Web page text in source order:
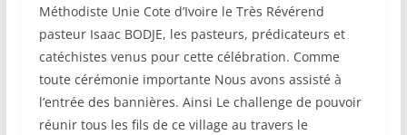
Méthodiste Unie Cote d’Ivoire le Très Révérend
pasteur Isaac BODJE, les pasteurs, prédicateurs et
catéchistes venus pour cette célébration. Comme
toute cérémonie importante Nous avons assisté à
l’entrée des bannières. Ainsi Le challenge de pouvoir
réunir tous les fils de ce village au travers le